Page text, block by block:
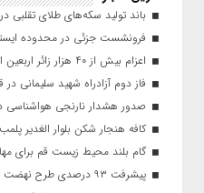
باند تولید سکه‌های طلای تقلبی
فرونشست جزئی در محدوده
اعزام بیش از ۴۰ هزار زائر اربعین از پایانه‌های قم به مرزها
فاز دوم آزادراه شهید سلیمانی
صدور هشدار نارنجی هواشناسی
کافه هنجار شکن بلوار الغدیر
گام بلند محیط زیست قم برای
پیشرفت ۹۳ درصدی طرح نهضت ملی مسکن در قم